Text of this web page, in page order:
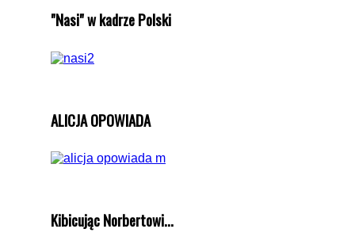
"Nasi" w kadrze Polski
ALICJA OPOWIADA
Kibicując Norbertowi...